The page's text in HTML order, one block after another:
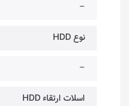
–
نوع HDD
–
اسلات ارتقاء HDD